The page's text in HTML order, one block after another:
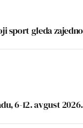
sport gleda zajedno
6-12. avgust 2026.